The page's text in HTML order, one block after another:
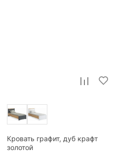
Кровать графит, дуб крафт
золотой